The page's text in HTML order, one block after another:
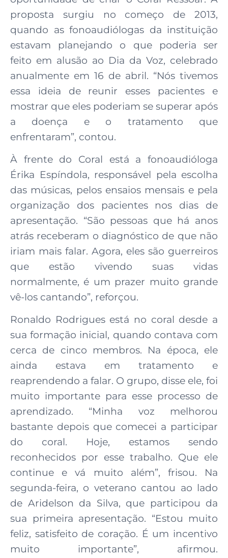
proposta surgiu no começo de 2013,
quando as fonoaudiólogas da instituição
estavam planejando o que poderia ser
feito em alusão ao Dia da Voz, celebrado
anualmente em 16 de abril. “Nós tivemos
essa ideia de reunir esses pacientes e
mostrar que eles poderiam se superar após
a doença e o tratamento que
enfrentaram”, contou.
À frente do Coral está a fonoaudióloga
Érika Espíndola, responsável pela escolha
das músicas, pelos ensaios mensais e pela
organização dos pacientes nos dias de
apresentação. “São pessoas que há anos
atrás receberam o diagnóstico de que não
iriam mais falar. Agora, eles são guerreiros
que estão vivendo suas vidas
normalmente, é um prazer muito grande
vê-los cantando”, reforçou.
Ronaldo Rodrigues está no coral desde a
sua formação inicial, quando contava com
cerca de cinco membros. Na época, ele
ainda estava em tratamento e
reaprendendo a falar. O grupo, disse ele, foi
muito importante para esse processo de
aprendizado. “Minha voz melhorou
bastante depois que comecei a participar
do coral. Hoje, estamos sendo
reconhecidos por esse trabalho. Que ele
continue e vá muito além”, frisou. Na
segunda-feira, o veterano cantou ao lado
de Aridelson da Silva, que participou da
sua primeira apresentação. “Estou muito
feliz, satisfeito de coração. É um incentivo
muito importante”, afirmou.